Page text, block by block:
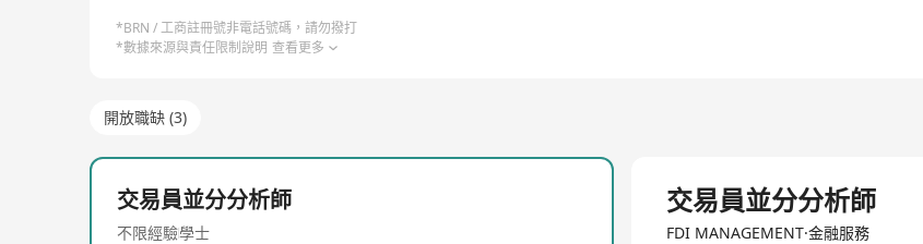
*BRN / 工商註冊號非電話號碼，請勿撥打
*數據來源與責任限制說明 查看更多
開放職缺 (3)
交易員並分分析師
不限經驗學士
交易員並分分析師
FDI MANAGEMENT·金融服務